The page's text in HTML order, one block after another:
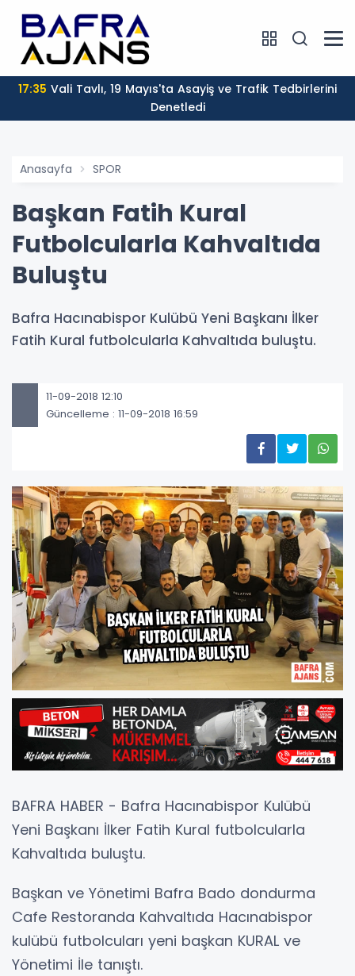
17:35
Denetledi
Anasayfa SPOR
Başkan Fatih Kural
Futbolcularla Kahvaltıda
Buluştu
Bafra Hacınabispor Kulübü Yeni Başkanı İlker
Fatih Kural futbolcularla Kahvaltıda buluştu.
11-09-2018 12:10
Güncelleme : 11-09-2018 16:59
BAFRA HABER - Bafra Hacınabispor Kulübü
Yeni Başkanı İlker Fatih Kural futbolcularla
Kahvaltıda buluştu.
Başkan ve Yönetimi Bafra Bado dondurma
Cafe Restoranda Kahvaltıda Hacınabispor
kulübü futbolcuları yeni başkan KURAL ve
Yönetimi İle tanıştı.